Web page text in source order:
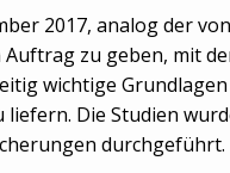
2017, analog der
zu geben, mit
wichtige
Die Studien
durchgeführt.